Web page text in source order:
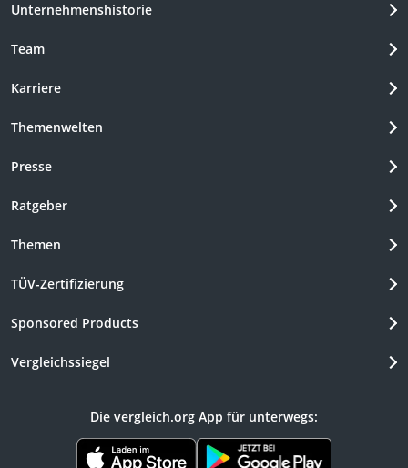
Unternehmenshistorie
Team
Karriere
Themenwelten
Presse
Ratgeber
Themen
TÜV-Zertifizierung
Sponsored Products
Vergleichssiegel
Die vergleich.org App für unterwegs: